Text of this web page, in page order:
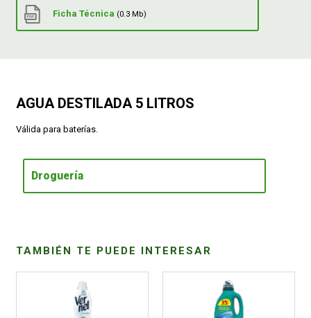
Ficha Técnica (0.3 Mb)
AGUA DESTILADA 5 LITROS
Válida para baterías.
Droguería
TAMBIÉN TE PUEDE INTERESAR